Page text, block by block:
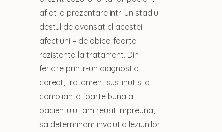
aflat la prezentare intr-un stadiu
destul de avansat al acestei
afectiuni – de obicei foarte
rezistenta la tratament. Din
fericire printr-un diagnostic
corect, tratament sustinut si o
complianta foarte buna a
pacientului, am reusit impreuna,
sa determinam involutia leziunilor